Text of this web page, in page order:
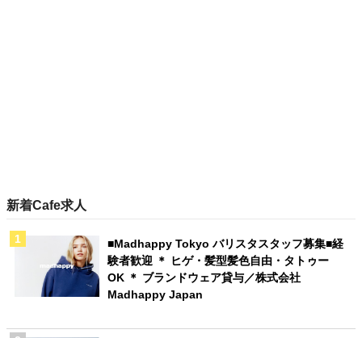
新着Cafe求人
■Madhappy Tokyo バリスタスタッフ募集■経
験者歓迎 ＊ ヒゲ・髪型髪色自由・タトゥー
OK ＊ ブランドウェア貸与／株式会社
Madhappy Japan